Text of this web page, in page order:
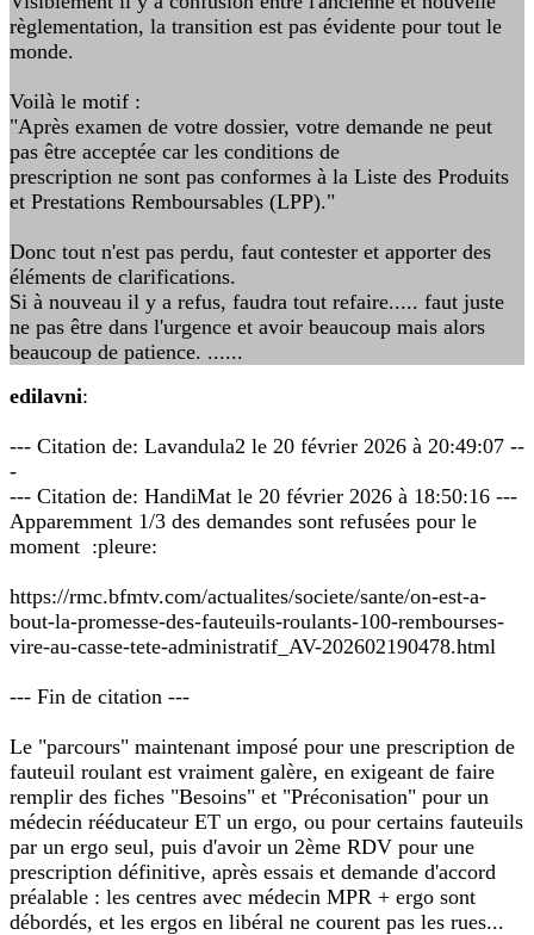
règlementation, la transition est pas évidente pour tout le
monde.
Voilà le motif :
"Après examen de votre dossier, votre demande ne peut
pas être acceptée car les conditions de
prescription ne sont pas conformes à la Liste des Produits
et Prestations Remboursables (LPP)."
Donc tout n'est pas perdu, faut contester et apporter des
éléments de clarifications.
Si à nouveau il y a refus, faudra tout refaire..... faut juste
ne pas être dans l'urgence et avoir beaucoup mais alors
beaucoup de patience. ......
edilavni:
--- Citation de: Lavandula2 le 20 février 2026 à 20:49:07 --
-
--- Citation de: HandiMat le 20 février 2026 à 18:50:16 ---
Apparemment 1/3 des demandes sont refusées pour le
moment :pleure:
https://rmc.bfmtv.com/actualites/societe/sante/on-est-a-
bout-la-promesse-des-fauteuils-roulants-100-rembourses-
vire-au-casse-tete-administratif_AV-202602190478.html
--- Fin de citation ---
Le "parcours" maintenant imposé pour une prescription de
fauteuil roulant est vraiment galère, en exigeant de faire
remplir des fiches "Besoins" et "Préconisation" pour un
médecin rééducateur ET un ergo, ou pour certains fauteuils
par un ergo seul, puis d'avoir un 2ème RDV pour une
prescription définitive, après essais et demande d'accord
préalable : les centres avec médecin MPR + ergo sont
débordés, et les ergos en libéral ne courent pas les rues...